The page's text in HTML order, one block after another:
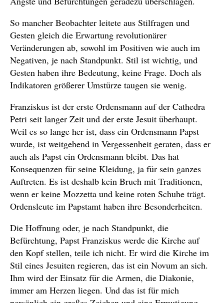
So mancher Beobachter leitete aus Stilfragen und
Gesten gleich die Erwartung revolutionärer
Veränderungen ab, sowohl im Positiven wie auch im
Negativen, je nach Standpunkt. Stil ist wichtig, und
Gesten haben ihre Bedeutung, keine Frage. Doch als
Indikatoren größerer Umstürze taugen sie wenig.
Franziskus ist der erste Ordensmann auf der Cathedra
Petri seit langer Zeit und der erste Jesuit überhaupt.
Weil es so lange her ist, dass ein Ordensmann Papst
wurde, ist weitgehend in Vergessenheit geraten, dass er
auch als Papst ein Ordensmann bleibt. Das hat
Konsequenzen für seine Kleidung, ja für sein ganzes
Auftreten. Es ist deshalb kein Bruch mit Traditionen,
wenn er keine Mozzetta und keine roten Schuhe trägt.
Ordensleute im Papstamt haben ihre Besonderheiten.
Die Hoffnung oder, je nach Standpunkt, die
Befürchtung, Papst Franziskus werde die Kirche auf
den Kopf stellen, teile ich nicht. Er wird die Kirche im
Stil eines Jesuiten regieren, das ist ein Novum an sich.
Ihm wird der Einsatz für die Armen, die Diakonie,
immer am Herzen liegen. Und das ist für mich